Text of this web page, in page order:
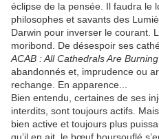
éclipse de la pensée. Il faudra le
philosophes et savants des
Darwin pour inverser le courant.
moribond. De désespoir ses
ACAB : All Cathedrals Are Burning
abandonnés et, imprudence ou
rechange. En apparence...
Bien entendu, certaines de ses
interdits, sont toujours actifs.
bien active et toujours plus